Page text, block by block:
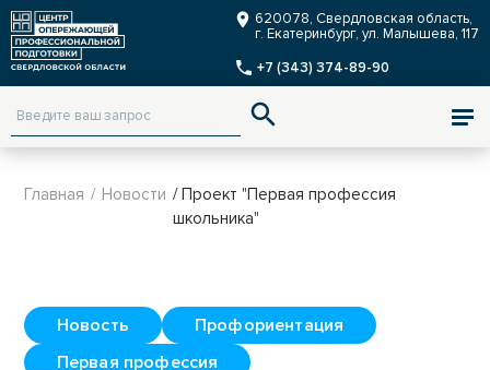
620078, Свердловская область,
г. Екатеринбург, ул. Малышева, 117
+7 (343) 374-89-90
ENG
Версия для слабовидящих
Главная / Новости / Проект "Первая профессия
школьника"
Новость
Профориентация
Первая профессия